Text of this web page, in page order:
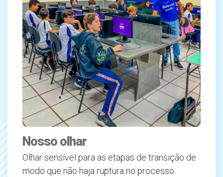
Nosso olhar
Olhar sensível para as etapas de transição de
modo que não haja ruptura no processo.